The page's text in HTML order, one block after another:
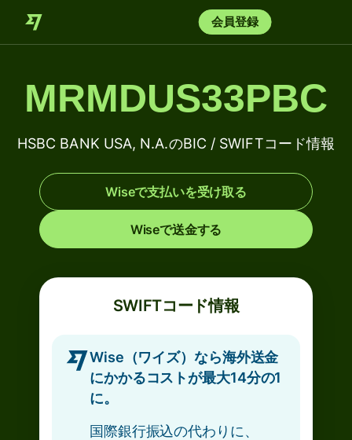
会員登録
MRMDUS33PBC
HSBC BANK USA, N.A.のBIC / SWIFTコード情報
Wiseで支払いを受け取る
Wiseで送金する
SWIFTコード情報
Wise（ワイズ）なら海外送金
にかかるコストが最大14分の1
に。
国際銀行振込の代わりに、